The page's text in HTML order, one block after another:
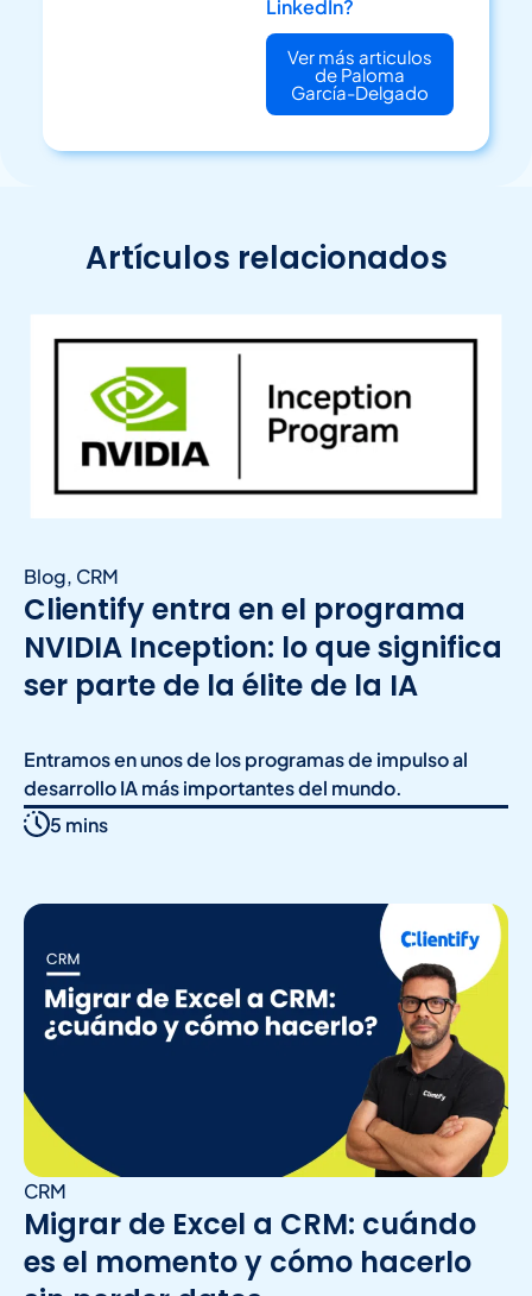
LinkedIn?
Ver más articulos
de Paloma
García-Delgado
Artículos relacionados
Blog, CRM
Clientify entra en el programa
NVIDIA Inception: lo que significa
ser parte de la élite de la IA
Entramos en unos de los programas de impulso al
desarrollo IA más importantes del mundo.
5 mins
CRM
Migrar de Excel a CRM: cuándo
es el momento y cómo hacerlo